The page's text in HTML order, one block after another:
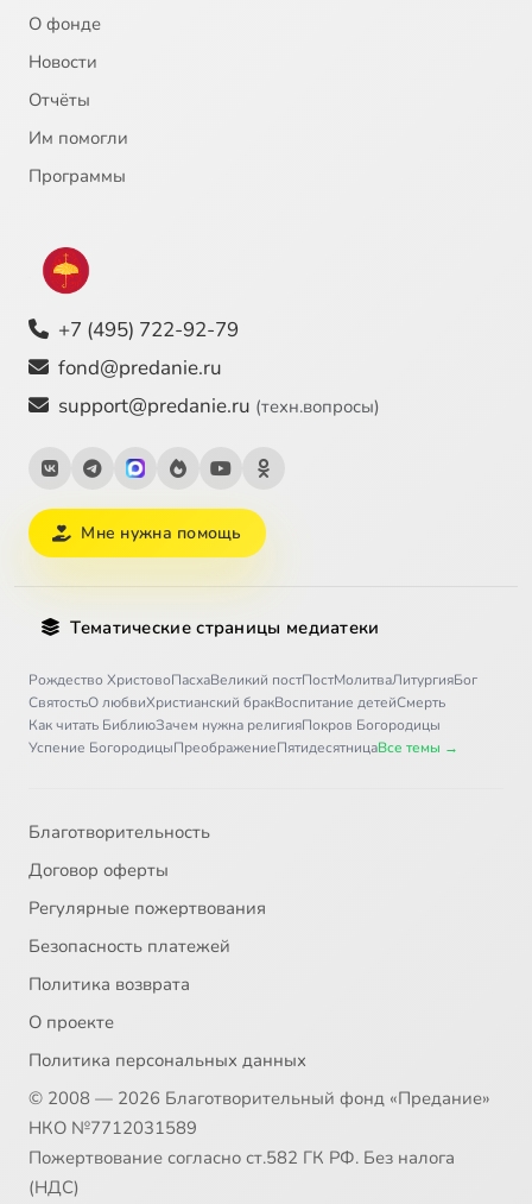
О фонде
Новости
Отчёты
Им помогли
Программы
+7 (495) 722-92-79
fond@predanie.ru
support@predanie.ru (техн.вопросы)
Мне нужна помощь
Тематические страницы медиатеки
Рождество ХристовоПасхаВеликий постПостМолитваЛитургияБог
СвятостьО любвиХристианский бракВоспитание детейСмерть
Как читать БиблиюЗачем нужна религияПокров Богородицы
Успение БогородицыПреображениеПятидесятницаВсе темы →
Благотворительность
Договор оферты
Регулярные пожертвования
Безопасность платежей
Политика возврата
О проекте
Политика персональных данных
© 2008 — 2026 Благотворительный фонд «Предание»
НКО №7712031589
Пожертвование согласно ст.582 ГК РФ. Без налога
(НДС)